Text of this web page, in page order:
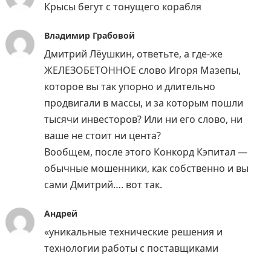
Крысы бегут с тонущего корабля
Владимир Грабовой
Дмитрий Лёушкин, ответьте, а где-же
ЖЕЛЕЗОБЕТОННОЕ слово Игоря Мазепы,
которое вы так упорно и длительно
продвигали в массы, и за которым пошли
тысячи инвесторов? Или ни его слово, ни
ваше не стоит ни цента?
Вообщем, после этого Конкорд Кэпитал —
обычные мошенники, как собственно и вы
сами Дмитрий…. вот так.
Андрей
«уникальные технические решения и
технологии работы с поставщиками